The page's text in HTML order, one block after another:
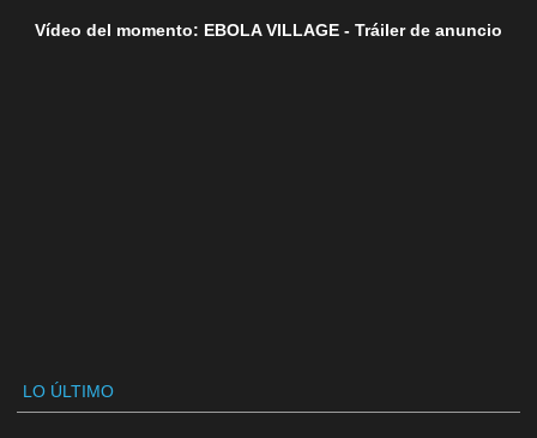
Vídeo del momento: EBOLA VILLAGE - Tráiler de anuncio
LO ÚLTIMO